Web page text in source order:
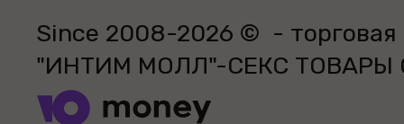
Since 2008-2026 © - торговая
"ИНТИМ МОЛЛ"-СЕКС